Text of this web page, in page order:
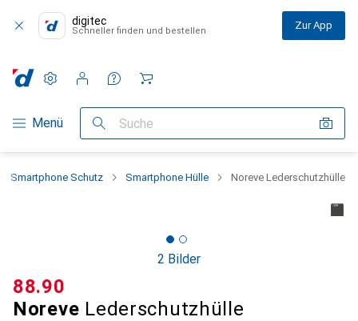
digitec
Schneller finden und bestellen Zur App
Navigation nach Kategorien
Menü Suche
Einstellungen
Kundenkonto
Vergleichslisten
Merklisten
Warenkorb
Smartphone Schutz Smartphone Hülle Noreve Lederschutzhülle
2 Bilder
Noreve Lederschutzhülle
CHF
88.90